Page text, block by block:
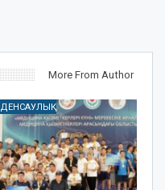
More From Author
ДЕНСАУЛЫҚ